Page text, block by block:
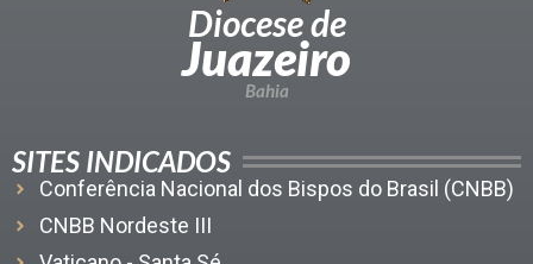
Diocese de
Juazeiro
Bahia
SITES INDICADOS
Conferência Nacional dos Bispos do Brasil (CNBB)
CNBB Nordeste III